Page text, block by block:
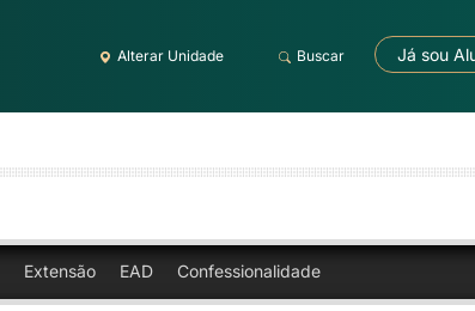
Alterar Unidade Buscar Já sou
Extensão EAD Confessionalidade